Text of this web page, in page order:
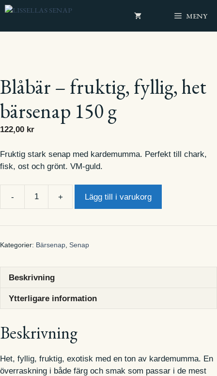
Hoppa
innehåll
MENY
Blåbär – fruktig, fyllig, het
bärsenap 150 g
122,00 kr
Fruktig stark senap med kardemumma. Perfekt till chark,
fisk, ost och grönt. VM-guld.
Blåbär
fruktig,
mängd
Lägg till i varukorg
Kategorier: Bärsenap, Senap
Beskrivning
Ytterligare information
Beskrivning
Het, fyllig, fruktig, exotisk med en ton av kardemumma. En
överraskning i både färg och smak som passar i de mest